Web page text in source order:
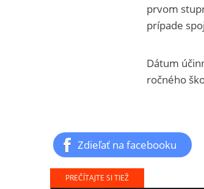
prvom
prípade
Dátum
ročného
Zdieľať na facebooku
PREČÍTAJTE SI TIEŽ